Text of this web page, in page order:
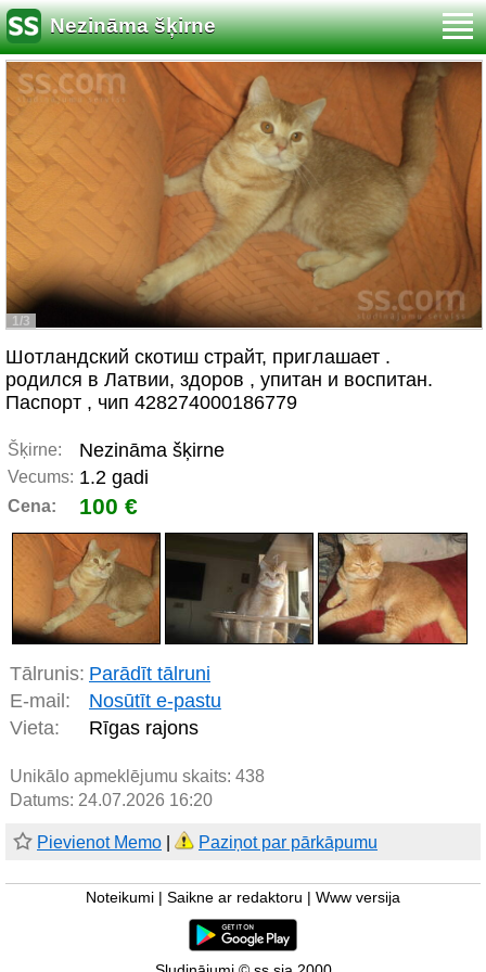
Nezināma šķirne
1/3
Шотландский скотиш страйт, приглашает .
родился в Латвии, здоров , упитан и воспитан.
Паспорт , чип 428274000186779
Šķirne: Nezināma šķirne
Vecums: 1.2 gadi
Cena: 100 €
Tālrunis: Parādīt tālruni
E-mail:
Nosūtīt e-pastu
Vieta:
Rīgas rajons
Unikālo apmeklējumu skaits: 438
Datums: 24.07.2026 16:20
Pievienot Memo Paziņot par pārkāpumu
Noteikumi Saikne ar redaktoru Www versija